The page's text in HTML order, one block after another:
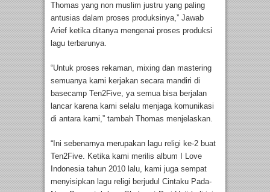
Thomas yang non muslim justru yang paling
antusias dalam proses produksinya,” Jawab
Arief ketika ditanya mengenai proses produksi
lagu terbarunya.
“Untuk proses rekaman, mixing dan mastering
semuanya kami kerjakan secara mandiri di
basecamp Ten2Five, ya semua bisa berjalan
lancar karena kami selalu menjaga komunikasi
di antara kami,” tambah Thomas menjelaskan.
“Ini sebenarnya merupakan lagu religi ke-2 buat
Ten2Five. Ketika kami merilis album I Love
Indonesia tahun 2010 lalu, kami juga sempat
menyisipkan lagu religi berjudul Cintaku Pada-